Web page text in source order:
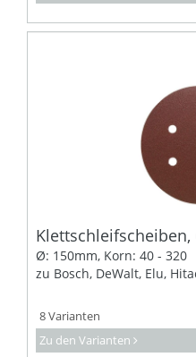
Ø: 150mm, Korn: 40 - 320
zu Bosch, DeWalt, Elu,
8 Varianten
Zu den Varianten